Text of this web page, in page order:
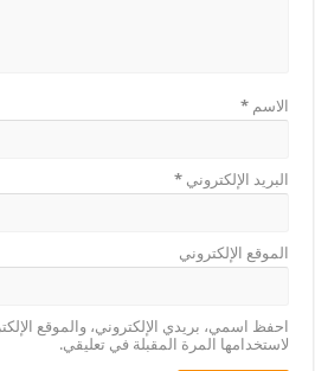
الاسم*
البريد الإلكتروني*
الموقع الإلكتروني
احفظ اسمي، بريدي الإلكتروني، والموقع
لاستخدامها المرة المقبلة في تعليقي.